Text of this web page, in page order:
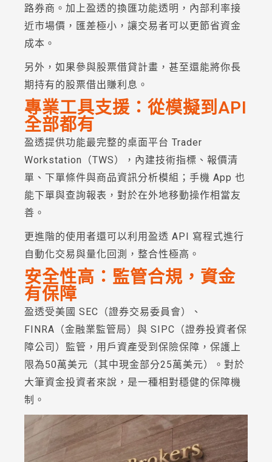
路券商。加上盈透的換匯功能透明，內部利率接
近市場價，匯差極小，讓交易者可以更節省資金
成本。
另外，如果參與股票借貸計畫，甚至還能將你長
期持有的股票借出賺利息。
專業工具支援：從模擬到API
全部都有
盈透提供功能最完整的桌面平台 Trader
Workstation（TWS），內建技術指標、報價清
單、下單條件與商品資訊分析模組；手機 App 也
能下單與查詢報表，對於在外地移動操作相當友
善。
更進階的使用者還可以利用盈透 API 寫程式進行
自動化交易與量化回測，整合性極高。
安全性高：監管合規，資金
有保障
盈透受美國 SEC（證券交易委員會）、
FINRA（金融業監管局）與 SIPC（證券投資者保
障公司）監管，用戶資產受到保險保障，保護上
限為50萬美元（其中現金部分25萬美元）。對於
大筆資金投資者來說，是一種相對穩健的保障機
制。